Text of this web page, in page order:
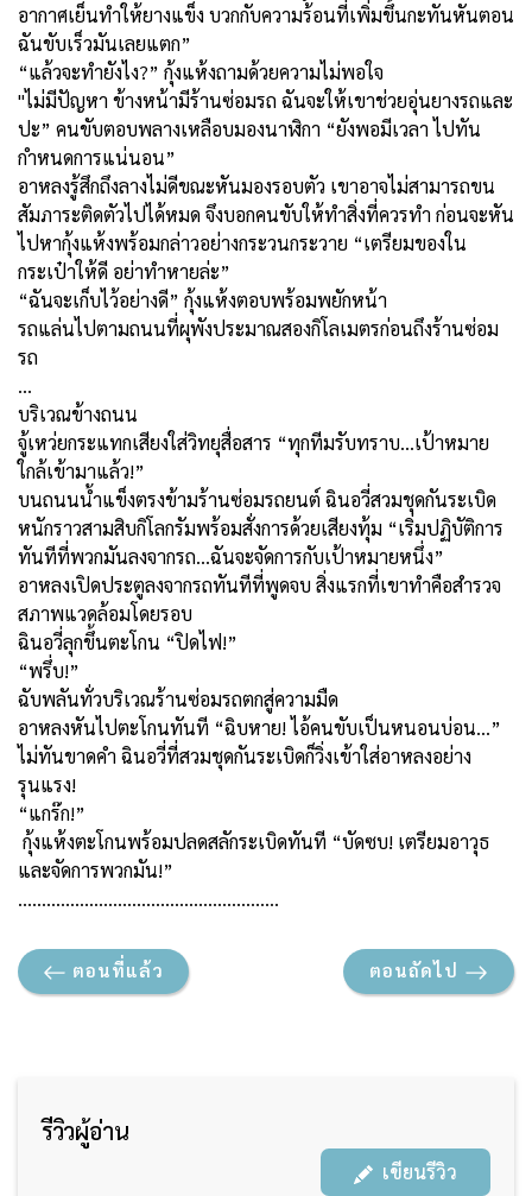
อากาศเย็นทำให้ยางแข็ง บวกกับความร้อนที่เพิ่มขึ้นกะทันหันตอน
ฉันขับเร็วมันเลยแตก”
“แล้วจะทำยังไง?” กุ้งแห้งถามด้วยความไม่พอใจ
"ไม่มีปัญหา ข้างหน้ามีร้านซ่อมรถ ฉันจะให้เขาช่วยอุ่นยางรถและ
ปะ” คนขับตอบพลางเหลือบมองนาฬิกา “ยังพอมีเวลา ไปทัน
กำหนดการแน่นอน”
อาหลงรู้สึกถึงลางไม่ดีขณะหันมองรอบตัว เขาอาจไม่สามารถขน
สัมภาระติดตัวไปได้หมด จึงบอกคนขับให้ทำสิ่งที่ควรทำ ก่อนจะหัน
ไปหากุ้งแห้งพร้อมกล่าวอย่างกระวนกระวาย “เตรียมของใน
กระเป๋าให้ดี อย่าทำหายล่ะ”
“ฉันจะเก็บไว้อย่างดี” กุ้งแห้งตอบพร้อมพยักหน้า
รถแล่นไปตามถนนที่ผุพังประมาณสองกิโลเมตรก่อนถึงร้านซ่อม
รถ
…
บริเวณข้างถนน
จู้เหว่ยกระแทกเสียงใส่วิทยุสื่อสาร “ทุกทีมรับทราบ...เป้าหมาย
ใกล้เข้ามาแล้ว!”
บนถนนน้ำแข็งตรงข้ามร้านซ่อมรถยนต์ ฉินอวี่สวมชุดกันระเบิด
หนักราวสามสิบกิโลกรัมพร้อมสั่งการด้วยเสียงทุ้ม “เริ่มปฏิบัติการ
ทันทีที่พวกมันลงจากรถ...ฉันจะจัดการกับเป้าหมายหนึ่ง”
อาหลงเปิดประตูลงจากรถทันทีที่พูดจบ สิ่งแรกที่เขาทำคือสำรวจ
สภาพแวดล้อมโดยรอบ
ฉินอวี่ลุกขึ้นตะโกน “ปิดไฟ!”
“พรึ่บ!”
ฉับพลันทั่วบริเวณร้านซ่อมรถตกสู่ความมืด
อาหลงหันไปตะโกนทันที “ฉิบหาย! ไอ้คนขับเป็นหนอนบ่อน…”
ไม่ทันขาดคำ ฉินอวี่ที่สวมชุดกันระเบิดก็วิ่งเข้าใส่อาหลงอย่าง
รุนแรง!
“แกร๊ก!”
กุ้งแห้งตะโกนพร้อมปลดสลักระเบิดทันที “บัดซบ! เตรียมอาวุธ
และจัดการพวกมัน!”
……………………………………………….
ตอนที่แล้ว ตอนถัดไป
รีวิวผู้อ่าน
เขียนรีวิว